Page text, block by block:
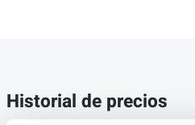
Historial de precios